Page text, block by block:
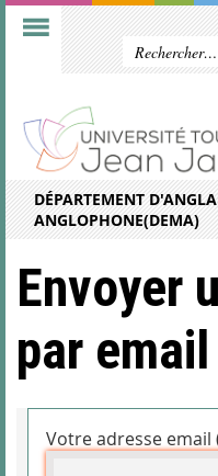
DÉPARTEMENT
ANGLOPHONE(DEMA)
Envoyer
par email
Votre adresse email